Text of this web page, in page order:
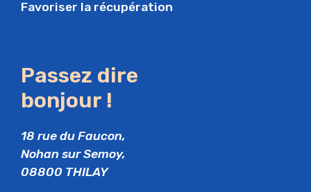
Favoriser la récupération
Passez dire
bonjour !
18 rue du Faucon,
Nohan sur Semoy,
08800 THILAY